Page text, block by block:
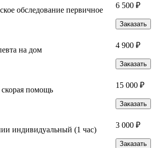
обследование первичное
6 500 ₽
Заказать
на дом
4 900 ₽
Заказать
помощь
15 000 ₽
Заказать
индивидуальный (1 час)
3 000 ₽
Заказать